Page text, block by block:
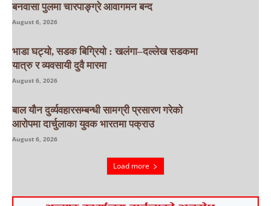
बनवासा पुलमा चारपाङ्ग्रे आवागमन बन्द
August 6, 2026
भाडा घट्यो, सडक बिग्रियो : खलंगा–दल्लेख सडकमा
यात्रु र व्यवसायी दुवै मारमा
August 6, 2026
बाल यौन दुर्व्यवहारसम्बन्धी सामग्री प्रसारण गरेको
आरोपमा दार्चुलाका युवक भारतमा पक्राउ
August 6, 2026
Load more